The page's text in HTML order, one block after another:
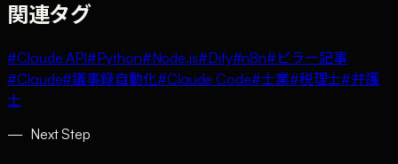
関連タグ
#Claude API#Python#Node.js#Dify#n8n# ピラー記事
#Claude#議事録自動化#Claude Code#士業#税理士#弁護
士
—Next Step